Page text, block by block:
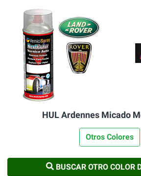
HUL Ardennes Micado
Otros Colores
BUSCAR OTRO COLOR